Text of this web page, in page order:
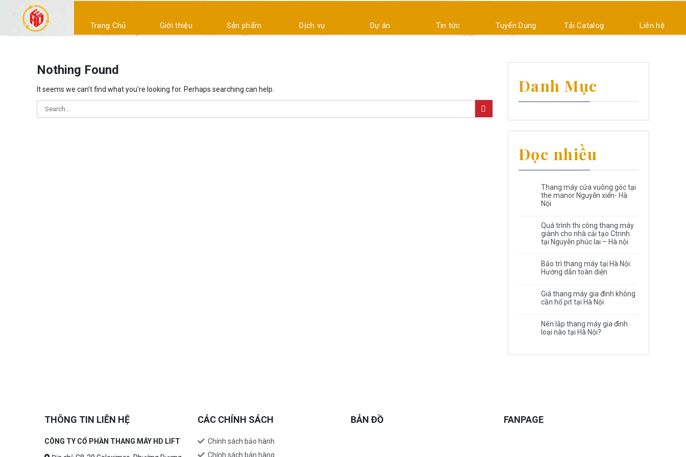
content
Trang Chủ Giới thiệu Sản phẩm Dịch vụ Dự án Tin tức Tuyển Dụng Tải Catalog Liên hệ
Nothing Found
It seems we can’t find what you’re looking for. Perhaps searching can help. Danh Mục
Đọc nhiều
Thang máy cửa vuông góc tại
the manor Nguyễn xiển- Hà
Nội
Quá trình thi công thang máy
giành cho nhà cải tạo Ctrinh
tại Nguyễn phúc lai – Hà nội
Bảo trì thang máy tại Hà Nội:
Hướng dẫn toàn diện
Giá thang máy gia đình không
cần hố pit tại Hà Nội
Nên lắp thang máy gia đình
loại nào tại Hà Nội?
THÔNG TIN LIÊN HỆ
CÔNG TY CỔ PHẦN THANG MÁY HD LIFT
CÁC CHÍNH SÁCH
Chính sách bảo hành
Chính sách bán hàng
BẢN ĐỒ FANPAGE